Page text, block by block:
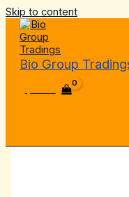
Skip to content
Bio Group